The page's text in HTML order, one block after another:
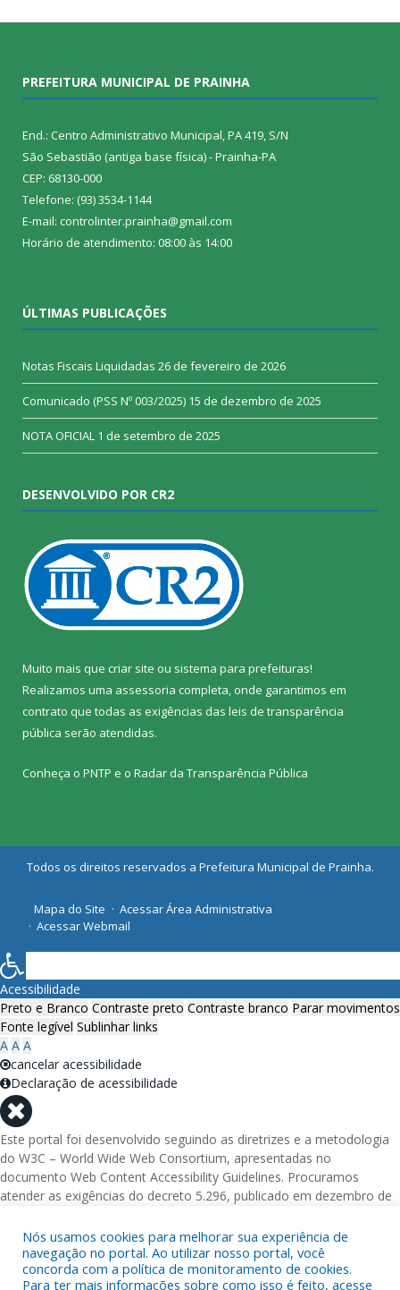
PREFEITURA MUNICIPAL DE PRAINHA
End.: Centro Administrativo Municipal, PA 419, S/N
São Sebastião (antiga base física) - Prainha-PA
CEP: 68130-000
Telefone: (93) 3534-1144
E-mail: controlinter.prainha@gmail.com
Horário de atendimento: 08:00 às 14:00
ÚLTIMAS PUBLICAÇÕES
Notas Fiscais Liquidadas 26 de fevereiro de 2026
Comunicado (PSS Nº 003/2025) 15 de dezembro de 2025
NOTA OFICIAL 1 de setembro de 2025
DESENVOLVIDO POR CR2
Muito mais que criar site ou sistema para prefeituras!
Realizamos uma assessoria completa, onde garantimos em
contrato que todas as exigências das leis de transparência
pública serão atendidas.
Conheça o PNTP e o Radar da Transparência Pública
Todos os direitos reservados a Prefeitura Municipal de Prainha.
Mapa do Site
Acessar Área Administrativa
Acessar Webmail
Nós usamos cookies para melhorar sua experiência de
navegação no portal. Ao utilizar nosso portal, você
concorda com a política de monitoramento de cookies.
Para ter mais informações sobre como isso é feito, acesse
Acessibilidade
Preto e Branco Contraste preto Contraste branco Parar movimentos
Fonte legível Sublinhar links
A A A
cancelar acessibilidade
Declaração de acessibilidade
Este portal foi desenvolvido seguindo as diretrizes e a metodologia
do W3C – World Wide Web Consortium, apresentadas no
documento Web Content Accessibility Guidelines. Procuramos
atender as exigências do decreto 5.296, publicado em dezembro de
eletrônicos da administração pública na rede mundial de
computadores para o uso das pessoas com necessidades especiais,
garantindo-lhes o pleno acesso aos conteúdos disponíveis.